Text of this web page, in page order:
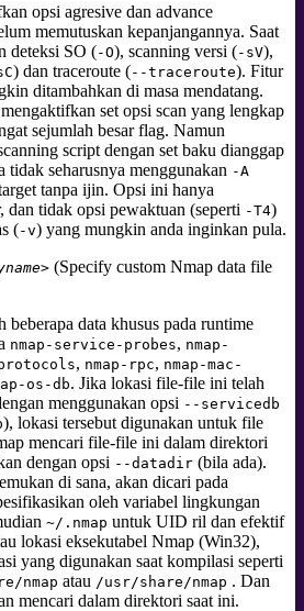
opsi agresive dan advance
memutuskan kepanjangannya. Saat
deteksi SO (-O), scanning versi (-sV),
) dan traceroute (--traceroute). Fitur
ditambahkan di masa mendatang.
set opsi scan yang lengkap
sejumlah besar flag. Namun
script dengan set baku dianggap
tidak seharusnya menggunakan -A
tanpa ijin. Opsi ini hanya
dan tidak opsi pewaktuan (seperti -T4)
(-v) yang mungkin anda inginkan pula.
(Specify custom Nmap data file
beberapa data khusus pada runtime
nmap-service-probes, nmap-
protocols, nmap-rpc, nmap-mac-
os-db. Jika lokasi file-file ini telah
menggunakan opsi --servicedb
), lokasi tersebut digunakan untuk file
mencari file-file ini dalam direktori
dengan opsi --datadir (bila ada).
di sana, akan dicari pada
oleh variabel lingkungan
~/.nmap untuk UID ril dan efektif
lokasi eksekutabel Nmap (Win32),
yang digunakan saat kompilasi seperti
nmap atau /usr/share/nmap . Dan
mencari dalam direktori saat ini.